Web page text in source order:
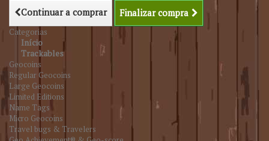
Continuar a comprar Finalizar compra
Categorias
Início
Trackables
Geocoins
Regular Geocoins
Large Geocoins
Limited Editions
Name Tags
Micro Geocoins
Travel bugs & Travelers